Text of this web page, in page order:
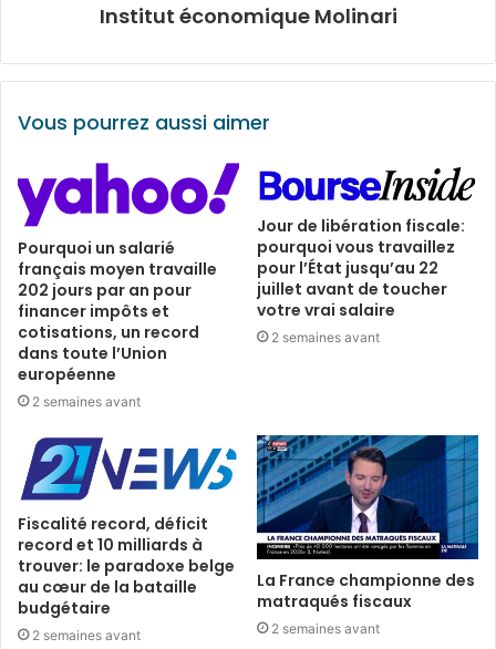
Institut économique Molinari
Vous pourrez aussi aimer
Pourquoi un salarié
français moyen travaille
202 jours par an pour
financer impôts et
cotisations, un record
dans toute l’Union
européenne
2 semaines avant
Jour de libération fiscale:
pourquoi vous travaillez
pour l’État jusqu’au 22
juillet avant de toucher
votre vrai salaire
2 semaines avant
Fiscalité record, déficit
record et 10 milliards à
trouver: le paradoxe belge
au cœur de la bataille
budgétaire
2 semaines avant
La France championne des
matraqués fiscaux
2 semaines avant